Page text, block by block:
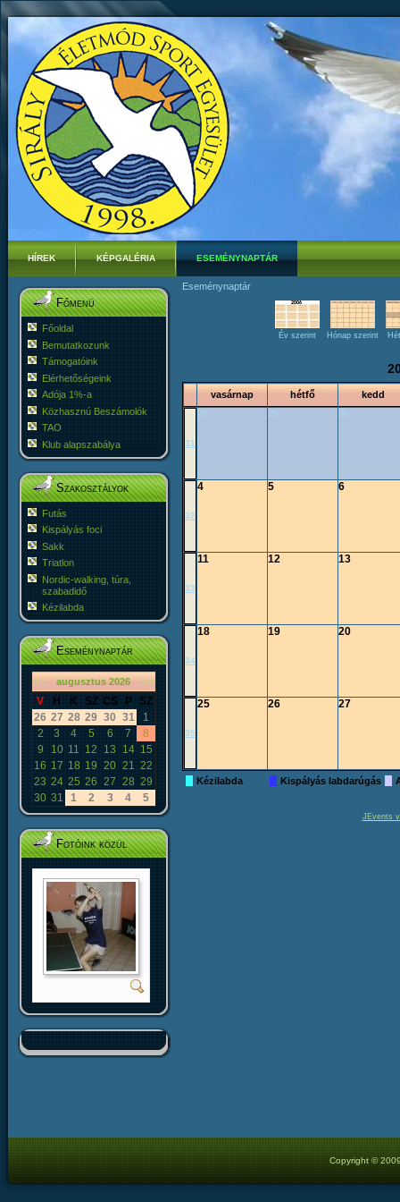
HÍREK KÉPGALÉRIA ESEMÉNYNAPTÁR
Főmenü
Főoldal
Bemutatkozunk
Támogatóink
Elérhetőségeink
Adója 1%-a
Közhasznú Beszámolók
TAO
Klub alapszabálya
Szakosztályok
Futás
Kispályás foci
Sakk
Triatlon
Nordic-walking, túra,
szabadidő
Kézilabda
Eseménynaptár
«< augusztus 2026 >»
V H K SZ CS P
SZ
26 27 28 29 30 31
1
2
3 4 5 6 7
8
9
10 11 12 13 14 15
16 17 18 19 20 21 22
23 24 25 26 27 28 29
30 31 1 2 3 4 5
Fotóink közül
Eseménynaptár
Év szerint Hónap szerint
vasárnap hétfő kedd
31
32
4 5 6
33
11 12 13
34
18 19 20
35
25 26 27
Kézilabda Kispályás labdarúgás
JEvents
Copyright ©